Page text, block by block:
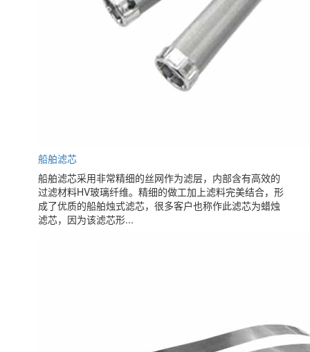
船舶滤芯
船舶滤芯采用非常精细的丝网作为滤层，内部含有高效的
过滤材料HV玻璃纤维。精细的做工加上滤料完美结合，形
成了优质的船舶烛式滤芯，很多客户也称作此滤芯为蜡烛
滤芯，因为该滤芯形...